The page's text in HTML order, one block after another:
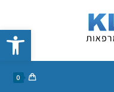
פתח סרגל נגישות
0